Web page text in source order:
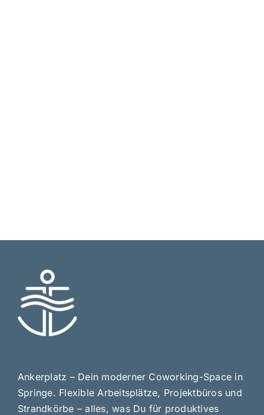
Ankerplatz – Dein moderner Coworking-Space in
Springe. Flexible Arbeitsplätze, Projektbüros und
Strandkörbe – alles, was Du für produktives